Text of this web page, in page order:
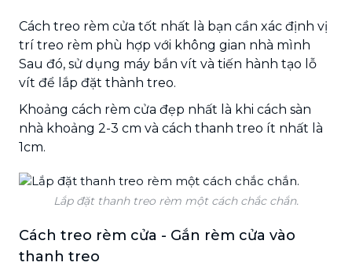
Cách treo rèm cửa tốt nhất là bạn cần xác định vị
trí treo rèm phù hợp với không gian nhà mình
Sau đó, sử dụng máy bắn vít và tiến hành tạo lỗ
vít để lắp đặt thành treo.
Khoảng cách rèm cửa đẹp nhất là khi cách sàn
nhà khoảng 2-3 cm và cách thanh treo ít nhất là
1cm.
Lắp đặt thanh treo rèm một cách chắc chắn.
Cách treo rèm cửa - Gắn rèm cửa vào
thanh treo